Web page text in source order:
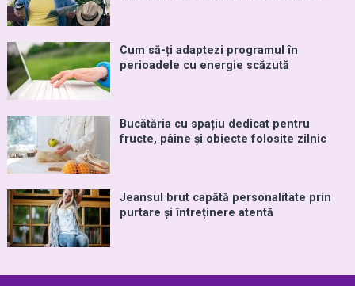
Cum să-ți adaptezi programul în
perioadele cu energie scăzută
Bucătăria cu spațiu dedicat pentru
fructe, pâine și obiecte folosite zilnic
Jeansul brut capătă personalitate prin
purtare și întreținere atentă